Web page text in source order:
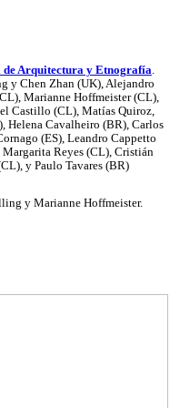
de Arquitectura y Etnografía.
y Chen Zhan (UK), Alejandro
Marianne Hoffmeister (CL),
Castillo (CL), Matías Quiroz,
Helena Cavalheiro (BR), Carlos
(ES), Leandro Cappetto
Reyes (CL), Cristián
y Paulo Tavares (BR)
y Marianne Hoffmeister.